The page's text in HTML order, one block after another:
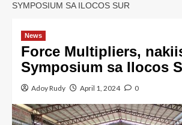
SYMPOSIUM SA ILOCOS SUR
News
Force Multipliers,
Symposium sa Ilocos
Adoy Rudy April 1, 2024 0